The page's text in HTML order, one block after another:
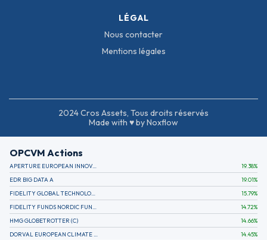
LÉGAL
Nous contacter
Mentions légales
2024 Cros Assets, Tous droits réservés
Made with ♥ by Noxflow
OPCVM Actions
APERTURE EUROPEAN INNOVATION 19.38%
EDR BIG DATA A
19.01%
FIDELITY GLOBAL TECHNOLOGY FUND A EUR
15.79%
FIDELITY FUNDS NORDIC FUND A
14.72%
HMG GLOBETROTTER (C)
14.66%
DORVAL EUROPEAN CLIMATE INITIATIVE R (C)
14.45%